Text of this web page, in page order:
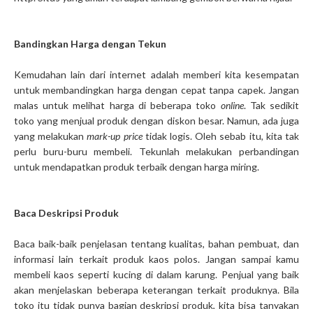
Bandingkan Harga dengan Tekun
Kemudahan lain dari internet adalah memberi kita kesempatan
untuk membandingkan harga dengan cepat tanpa capek. Jangan
malas untuk melihat harga di beberapa toko online. Tak sedikit
toko yang menjual produk dengan diskon besar. Namun, ada juga
yang melakukanmark-up pricetidak logis. Oleh sebab itu, kita tak
perlu buru-buru membeli. Tekunlah melakukan perbandingan
untuk mendapatkan produk terbaik dengan harga miring.
Baca Deskripsi Produk
Baca baik-baik penjelasan tentang kualitas, bahan pembuat, dan
informasi lain terkait produk kaos polos. Jangan sampai kamu
membeli kaos seperti kucing di dalam karung. Penjual yang baik
akan menjelaskan beberapa keterangan terkait produknya. Bila
toko itu tidak punya bagian deskripsi produk, kita bisa tanyakan